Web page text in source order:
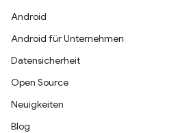
Android
Android für Unternehmen
Datensicherheit
Open Source
Neuigkeiten
Blog